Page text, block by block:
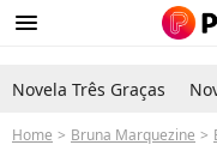
menu
Novela Três Graças
Home Bruna Marquezine